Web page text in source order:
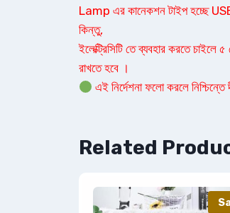
Lamp এর কানেকশন টাইপ হচ্ছে USB ,
কিন্তু,
ইলেক্ট্রিসিটি তে ব্যবহার করতে চাইলে
রাখতে হবে ।
এই নির্দেশনা ফলো করলে
Related